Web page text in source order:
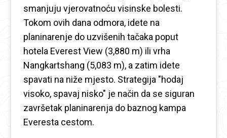
smanjuju vjerovatnoću visinske bolesti.
Tokom ovih dana odmora, idete na
planinarenje do uzvišenih tačaka poput
hotela Everest View (3,880 m) ili vrha
Nangkartshang (5,083 m), a zatim idete
spavati na niže mjesto. Strategija "hodaj
visoko, spavaj nisko" je način da se siguran
završetak planinarenja do baznog kampa
Everesta cestom.